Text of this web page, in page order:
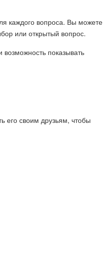
каждого вопроса. Вы можете
или открытый вопрос.
возможность показывать
его своим друзьям, чтобы